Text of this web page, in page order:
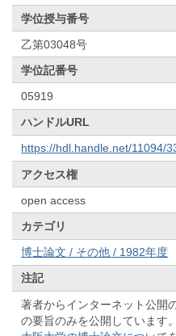
学位授与番号
乙第03048号
学位記番号
05919
ハンドルURL
https://hdl.handle.net/11094/
アクセス権
open access
カテゴリ
博士論文 / その他 / 1982年度
注記
著者からインターネット公開
の要旨のみを公開しています